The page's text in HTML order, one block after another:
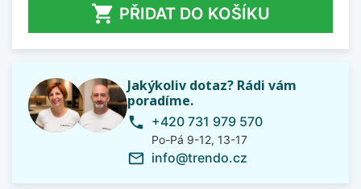
 PŘIDAT DO KOŠÍKU
Jakýkoliv dotaz? Rádi vám
poradíme.
phone +420 731 979 570
Po-Pá 9-12, 13-17
mail_outline info@trendo.cz